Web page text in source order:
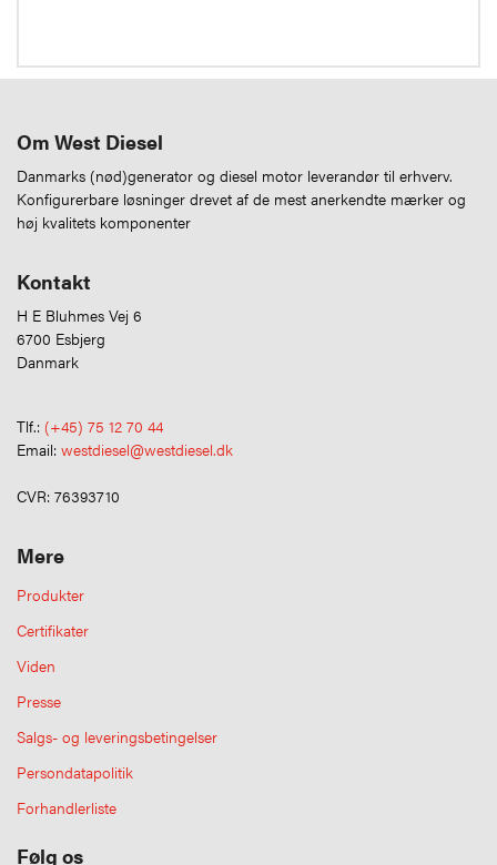
Om West Diesel
Danmarks (nød)generator og diesel motor leverandør til erhverv.
Konfigurerbare løsninger drevet af de mest anerkendte mærker og
høj kvalitets komponenter
Kontakt
H E Bluhmes Vej 6
6700 Esbjerg
Danmark
Tlf.: (+45) 75 12 70 44
Email: westdiesel@westdiesel.dk
CVR: 76393710
Mere
Produkter
Certifikater
Viden
Presse
Salgs- og leveringsbetingelser
Persondatapolitik
Forhandlerliste
Følg os